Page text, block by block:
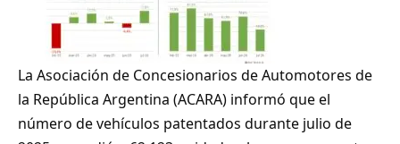
La Asociación de Concesionarios de Automotores de
la República Argentina (ACARA) informó que el
número de vehículos patentados durante julio de